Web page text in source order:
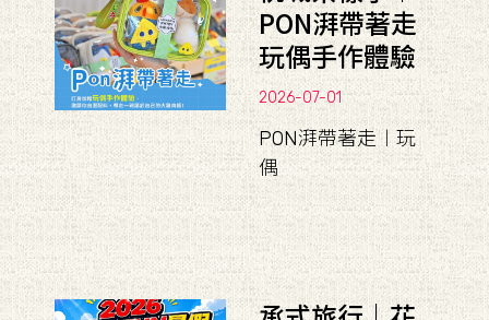
PON湃帶著走
玩偶手作體驗
2026-07-01
PON湃帶著走︱玩
偶